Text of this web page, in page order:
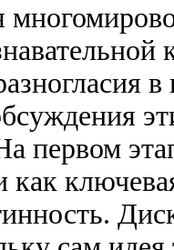
первом
как